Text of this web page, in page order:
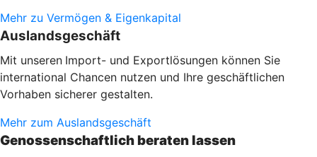
Mehr zu Vermögen & Eigenkapital
Auslandsgeschäft
Mit unseren Import- und Exportlösungen können Sie
international Chancen nutzen und Ihre geschäftlichen
Vorhaben sicherer gestalten.
Mehr zum Auslandsgeschäft
Genossenschaftlich beraten lassen